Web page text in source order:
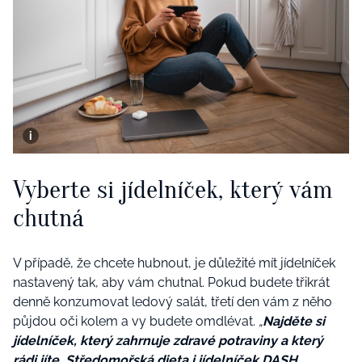
Vyberte si jídelníček, který vám
chutná
V případě, že chcete hubnout, je důležité mít jídelníček
nastavený tak, aby vám chutnal. Pokud budete třikrát
denně konzumovat ledový salát, třetí den vám z něho
půjdou oči kolem a vy budete omdlévat. „Najděte si
jídelníček, který zahrnuje zdravé potraviny a který